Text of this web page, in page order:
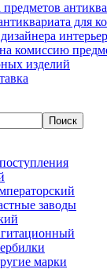
для
комиссию
изделий
заводы
марки